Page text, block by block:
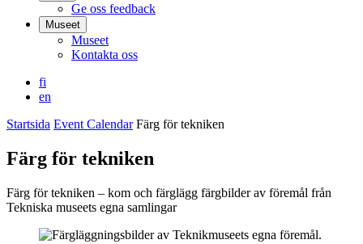
Ge oss feedback
Museet
Museet
Kontakta oss
fi
en
Startsida Event Calendar Färg för tekniken
Färg för tekniken
Färg för tekniken – kom och färglägg färgbilder av föremål från
Tekniska museets egna samlingar